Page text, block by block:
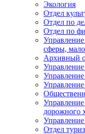
Экология
Отдел
Отдел по
Отдел по
сферы,
Архивный
Управление
Управление
дорожного
Управление
Отдел